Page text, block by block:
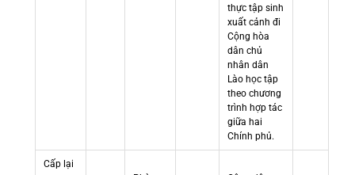
thực tập sinh
xuất cảnh đi
Cộng hòa
dân chủ
nhân dân
Lào học tập
theo chương
trình hợp tác
giữa hai
Chính phủ.
Cấp lại